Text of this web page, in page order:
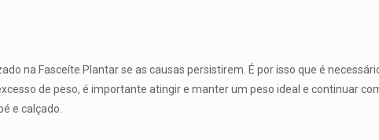
na Fasceíte Plantar se as causas persistirem. É por isso que é
de peso, é importante atingir e manter um peso ideal e continuar
e calçado.